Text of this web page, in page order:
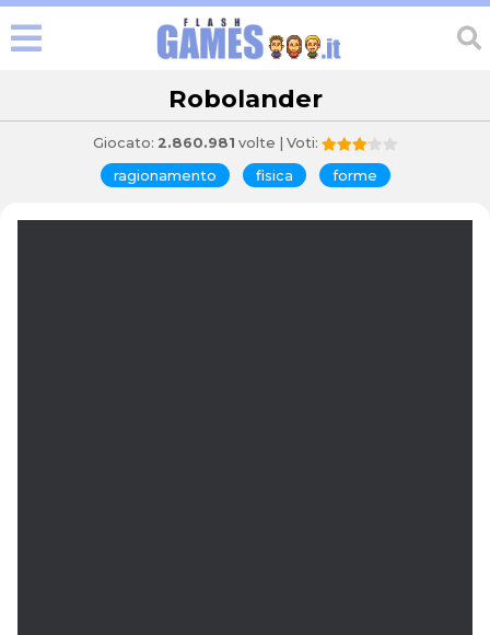
Robolander
Giocato: 2.860.981 volte | Voti:
ragionamento fisica forme